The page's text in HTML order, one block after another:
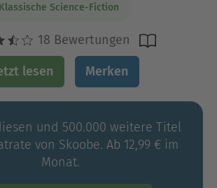
Klassische Science-Fiction
18 Bewertungen
lesen Merken
und 500.000 weitere Titel
von Skoobe. Ab 12,99 € im
Monat.